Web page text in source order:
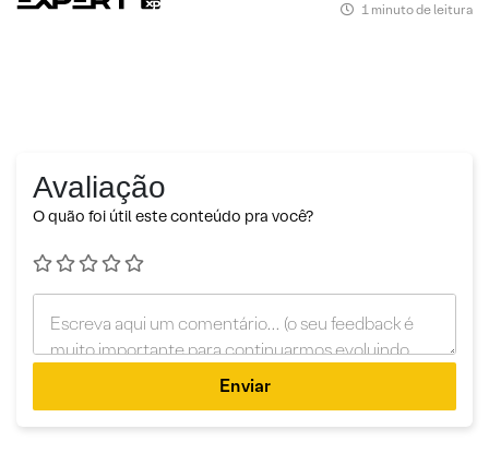
1 minuto de leitura
Avaliação
O quão foi útil este conteúdo pra você?
Enviar